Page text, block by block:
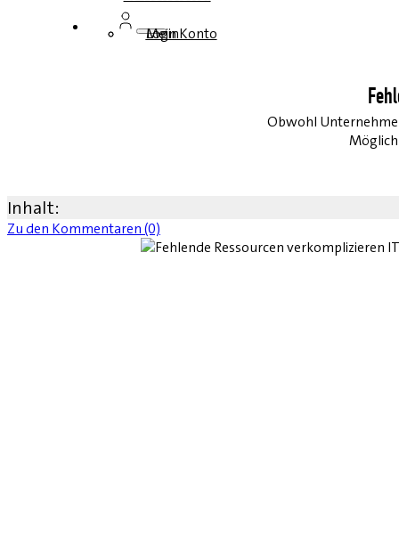
Login
Mein Konto
Obwohl
Inhalt:
Zu den Kommentaren (0)